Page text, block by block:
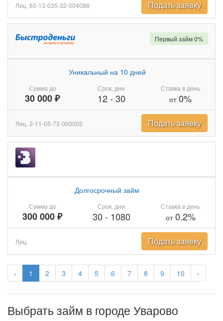
‹ 1 2 3 4 5 6 7 8 9 10 ›
Лиц. 65-13-035-32-004088 Подать заявку
Сумма до
30 000 ₽
Уникальный на 10 дней
Срок, дни
12- 30
Ставка в день
от0%
Первый займ 0%
Лиц. 2-11-05-73-000002 Подать заявку
Сумма до
300 000 ₽
Долгосрочный займ
Срок, дни
30 - 1080
Ставка в день
от0.2%
Лиц. Подать заявку
Выбрать займ в городе Уварово